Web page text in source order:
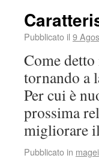
Pubblicato il 9
Come
tornando a
Per cui è
prossima
migliorare
Pubblicato in